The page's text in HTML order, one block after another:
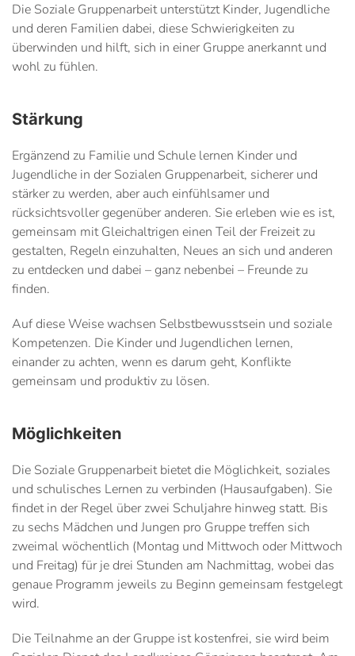
Die Soziale Gruppenarbeit unterstützt Kinder, Jugendliche
und deren Familien dabei, diese Schwierigkeiten zu
überwinden und hilft, sich in einer Gruppe anerkannt und
wohl zu fühlen.
Stärkung
Ergänzend zu Familie und Schule lernen Kinder und
Jugendliche in der Sozialen Gruppenarbeit, sicherer und
stärker zu werden, aber auch einfühlsamer und
rücksichtsvoller gegenüber anderen. Sie erleben wie es ist,
gemeinsam mit Gleichaltrigen einen Teil der Freizeit zu
gestalten, Regeln einzuhalten, Neues an sich und anderen
zu entdecken und dabei – ganz nebenbei – Freunde zu
finden.
Auf diese Weise wachsen Selbstbewusstsein und soziale
Kompetenzen. Die Kinder und Jugendlichen lernen,
einander zu achten, wenn es darum geht, Konflikte
gemeinsam und produktiv zu lösen.
Möglichkeiten
Die Soziale Gruppenarbeit bietet die Möglichkeit, soziales
und schulisches Lernen zu verbinden (Hausaufgaben). Sie
findet in der Regel über zwei Schuljahre hinweg statt. Bis
zu sechs Mädchen und Jungen pro Gruppe treffen sich
zweimal wöchentlich (Montag und Mittwoch oder Mittwoch
und Freitag) für je drei Stunden am Nachmittag, wobei das
genaue Programm jeweils zu Beginn gemeinsam festgelegt
wird.
Die Teilnahme an der Gruppe ist kostenfrei, sie wird beim